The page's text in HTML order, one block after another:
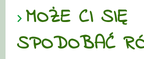
MOŻE CI SIĘ
SPODOBAĆ